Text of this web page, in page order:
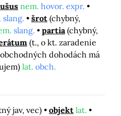
nem. hovor. expr.
slang. šrot (chybný,
slang. partia (chybný,
(t., o kt. zaradenie
dohodách má
lat. obch.
jav, vec) objekt lat.